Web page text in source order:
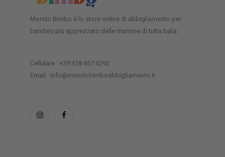
Mondo Bimbo è lo store online di abbigliamento per
bambini più apprezzato dalle mamme di tutta Italia.
Cellulare : +39 328 457 6292
Email : info@mondobimboabbigliamento.it